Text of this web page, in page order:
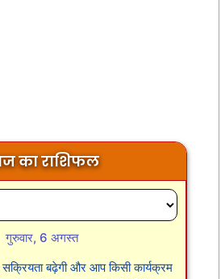
का राशिफल
गुरुवार, 6 अगस्त
बढ़ेगी और आप किसी कार्यक्रम